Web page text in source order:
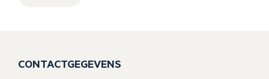
CONTACTGEGEVENS